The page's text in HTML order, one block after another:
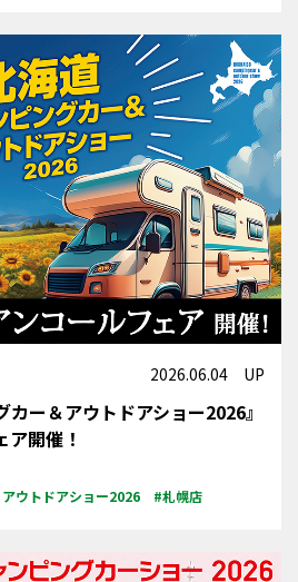
2026.06.04 UP
カー＆アウトドアショー2026』
開催！
ウトドアショー2026
#札幌店